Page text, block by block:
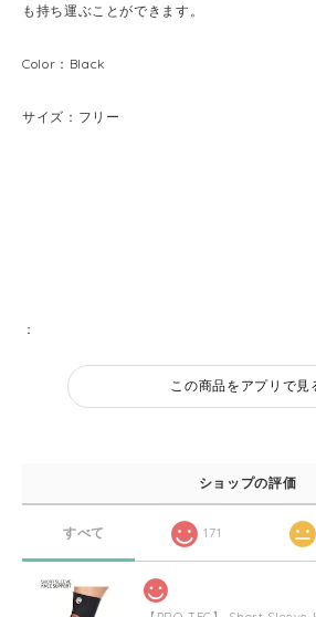
も持ち運ぶことができます。
Color：Black
サイズ：フリー
：
この商品をアプリで見
ショップの評価
すべて 171